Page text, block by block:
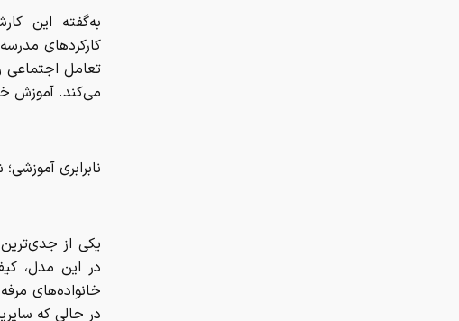
به‌گفته این
کارکردهای
تعامل اجتماعی
می‌کند. آموزش
نابرابری
یکی از
در این مدل،
خانواده‌های
در حالی که